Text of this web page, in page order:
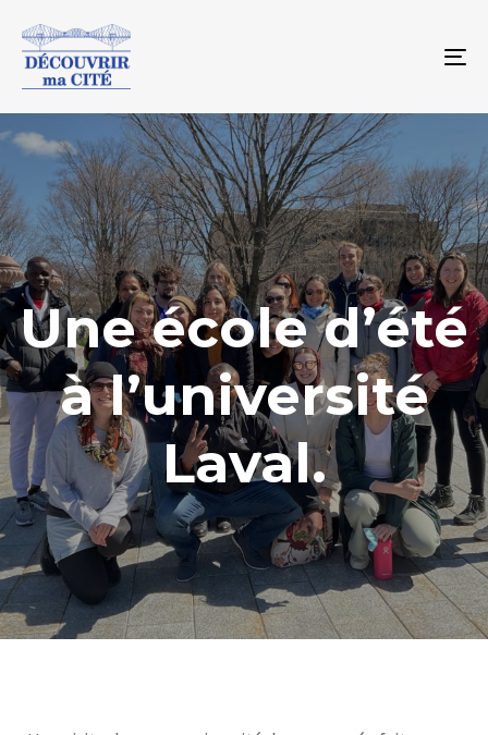
Une école d’été
à l’université
Laval.